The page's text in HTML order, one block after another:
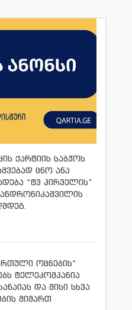
ქარტიის საბჭოს
ცნო ანა
“ტვ პირველის”
ოცნების“
ტელეკომპანია
და მისი სხვა
მიმართ